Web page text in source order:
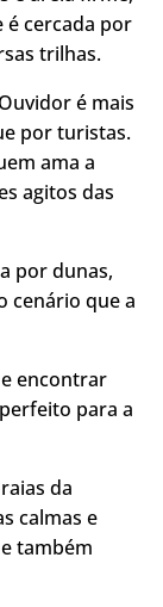
é cercada por
trilhas.
é mais
por turistas.
ama a
agitos das
por dunas,
cenário que a
encontrar
para a
da
calmas e
também